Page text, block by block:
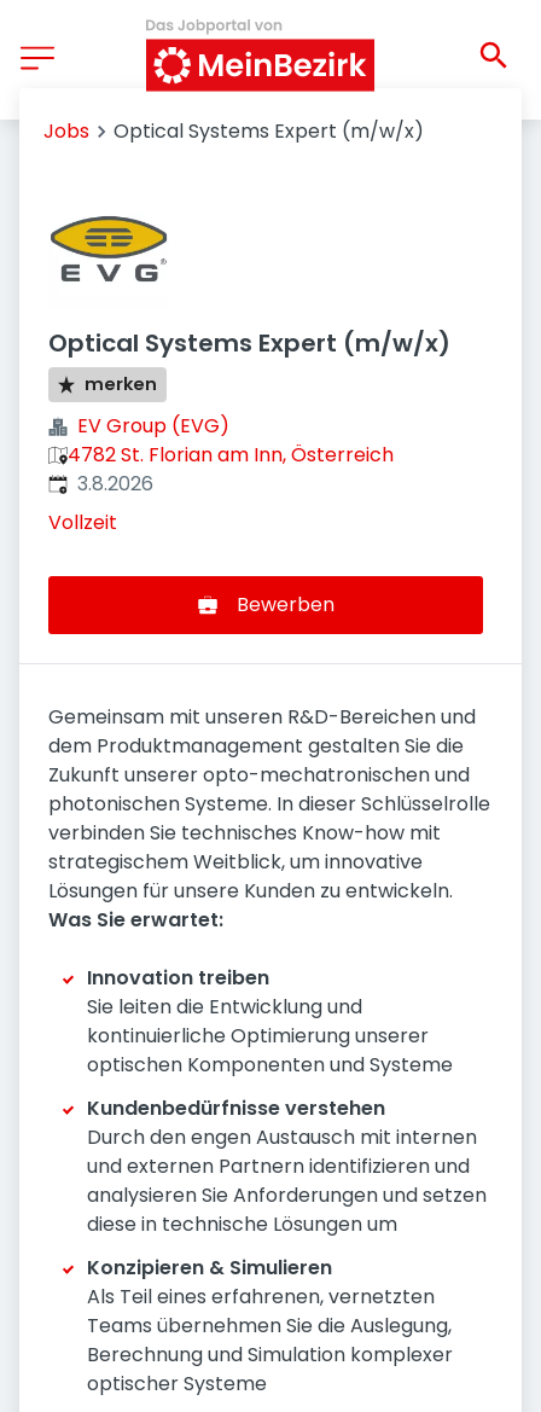
Jobs Optical Systems Expert (m/w/x)
Optical Systems Expert (m/w/x)
merken
EV Group (EVG)
4782 St. Florian am Inn, Österreich
Veröffentlicht
3.8.2026
Vollzeit
Bewerben
Gemeinsam mit unseren R&D-Bereichen und
dem Produktmanagement gestalten Sie die
Zukunft unserer opto-mechatronischen und
photonischen Systeme. In dieser Schlüsselrolle
verbinden Sie technisches Know-how mit
strategischem Weitblick, um innovative
Lösungen für unsere Kunden zu entwickeln.
Was Sie erwartet:
Innovation treiben
Sie leiten die Entwicklung und
kontinuierliche Optimierung unserer
optischen Komponenten und Systeme
Kundenbedürfnisse verstehen
Durch den engen Austausch mit internen
und externen Partnern identifizieren und
analysieren Sie Anforderungen und setzen
diese in technische Lösungen um
Konzipieren & Simulieren
Als Teil eines erfahrenen, vernetzten
Teams übernehmen Sie die Auslegung,
Berechnung und Simulation komplexer
optischer Systeme